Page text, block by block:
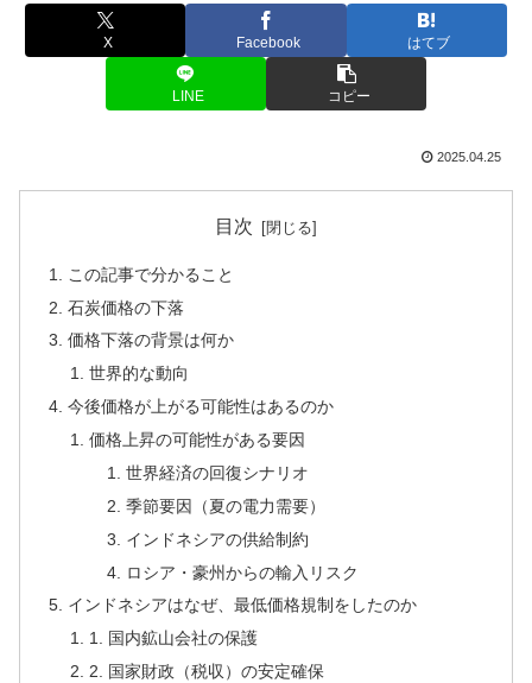
X Facebook はてブ
LINE コピー
2025.04.25
目次
この記事で分かること
石炭価格の下落
価格下落の背景は何か
世界的な動向
今後価格が上がる可能性はあるのか
価格上昇の可能性がある要因
世界経済の回復シナリオ
季節要因（夏の電力需要）
インドネシアの供給制約
ロシア・豪州からの輸入リスク
インドネシアはなぜ、最低価格規制をしたのか
1. 国内鉱山会社の保護
2. 国家財政（税収）の安定確保